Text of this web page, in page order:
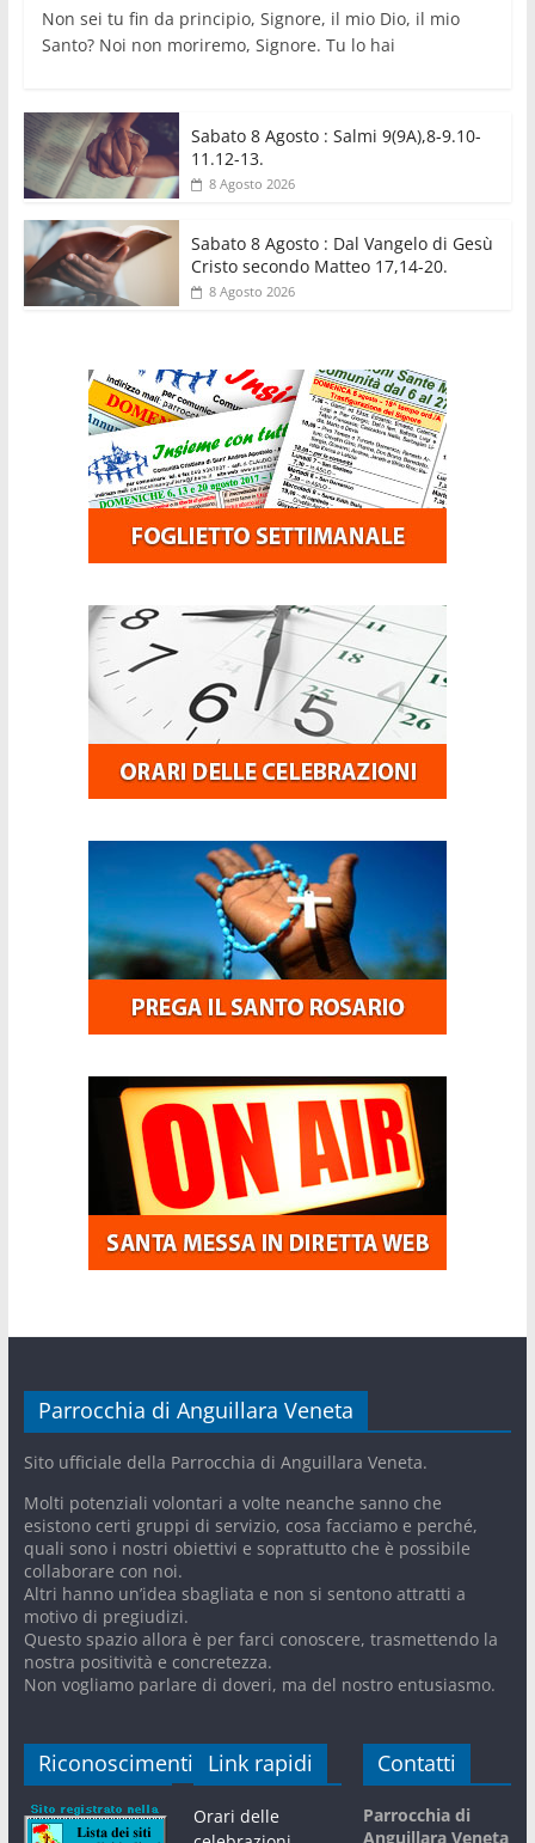
Non sei tu fin da principio, Signore, il mio Dio, il mio
Santo? Noi non moriremo, Signore. Tu lo hai
Sabato 8 Agosto : Salmi 9(9A),8-9.10-
11.12-13.
8 Agosto 2026
Sabato 8 Agosto : Dal Vangelo di Gesù
Cristo secondo Matteo 17,14-20.
8 Agosto 2026
Parrocchia di Anguillara Veneta
Sito ufficiale della Parrocchia di Anguillara Veneta.
Molti potenziali volontari a volte neanche sanno che
esistono certi gruppi di servizio, cosa facciamo e perché,
quali sono i nostri obiettivi e soprattutto che è possibile
collaborare con noi.
Altri hanno un’idea sbagliata e non si sentono attratti a
motivo di pregiudizi.
Questo spazio allora è per farci conoscere, trasmettendo la
nostra positività e concretezza.
Non vogliamo parlare di doveri, ma del nostro entusiasmo.
Riconoscimenti Link rapidi
Orari delle
Contatti
Parrocchia di
Anguillara Veneta